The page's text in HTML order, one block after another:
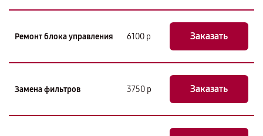
Ремонт блока управления 6100 р Заказать
Замена фильтров 3750 р Заказать